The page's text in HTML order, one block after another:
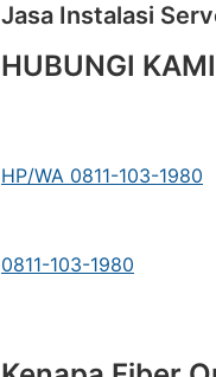
Jasa Instalasi
HUBUNGI KAMI
HP/WA 0811-103-1980
0811-103-1980